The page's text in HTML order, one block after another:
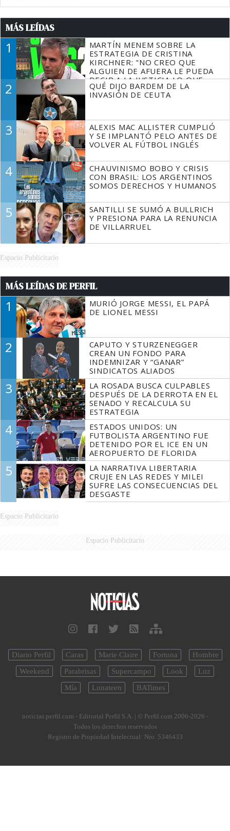
MÁS LEÍDAS
1
MARTÍN MENEM SOBRE LA
ESTRATEGIA DE CRISTINA
KIRCHNER: "NO CREO QUE
ALGUIEN DE AFUERA LE PUEDA
DECIR A LA JUSTICIA LO QUE
TIENE QUE HACER"
2
QUÉ DIJO BARDEM DE LA
INVASIÓN DE CEUTA
3
ALEXIS MAC ALLISTER CUMPLIÓ
Y SE IMPLANTÓ PELO ANTES DE
VOLVER AL FÚTBOL INGLÉS
4
CHAUVINISMO BOBO Y CRISIS
CON BRASIL: LOS ARGENTINOS
SOMOS DERECHOS Y HUMANOS
5
SANTILLI SE SUMÓ A BULLRICH
Y PRESIONA PARA LA RENUNCIA
DE VILLARRUEL
Espacio Publicitario
MÁS LEÍDAS DE PERFIL
1
MURIÓ JORGE MESSI, EL PAPÁ
DE LIONEL MESSI
2
CAPUTO Y STURZENEGGER
CREAN UN FONDO PARA
INDEMNIZAR Y “GANAR”
SINDICATOS ALIADOS
3
LA ROSADA BUSCA CULPABLES
DESPUÉS DE LA DERROTA EN EL
SENADO Y RECALCULA SU
ESTRATEGIA
4
ESTADOS UNIDOS: UN
FUTBOLISTA ARGENTINO FUE
DETENIDO POR EL ICE EN UN
AEROPUERTO DE FLORIDA
5
LA NARRATIVA LIBERTARIA
CRUJE EN LAS REDES Y MILEI
SUFRE LAS CONSECUENCIAS DEL
DESGASTE
Espacio Publicitario
Espacio Publicitario
Diario Perfil Caras Marie Claire Fortuna
Hombre
Weekend
Parabrisas Supercampo Look
Luz
Mía
Lunateen BATimes
noticias.perfil.com - Editorial Perfil S.A. | © Perfil.com 2006-2026 -
Todos los derechos reservados
Registro de Propiedad Intelectual: Nro. 5346433